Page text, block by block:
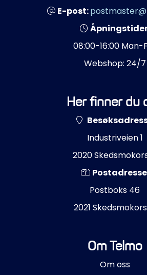
E-post:
08:00-16:00 Man-
Webshop: 24/7
Her finner du
Industriveien 1
2020
Postboks 46
2021
Om Telmo
Om oss